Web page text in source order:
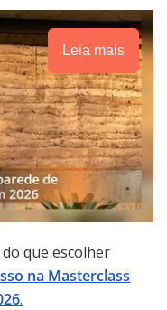
Leia mais
que escolher
na Masterclass
.